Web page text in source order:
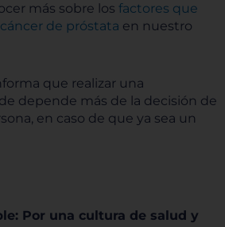
más sobre los factores que
de próstata en nuestro
que realizar una
depende más de la decisión de
en caso de que ya sea un
Por una cultura de salud y